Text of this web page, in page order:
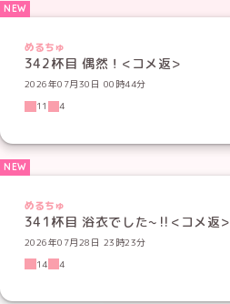
めるちゅ
342杯目 偶然！<コメ返>
2026年07月30日 00時44分
11
4
めるちゅ
341杯目 浴衣でした~‼️<コメ返>
2026年07月28日 23時23分
14
4